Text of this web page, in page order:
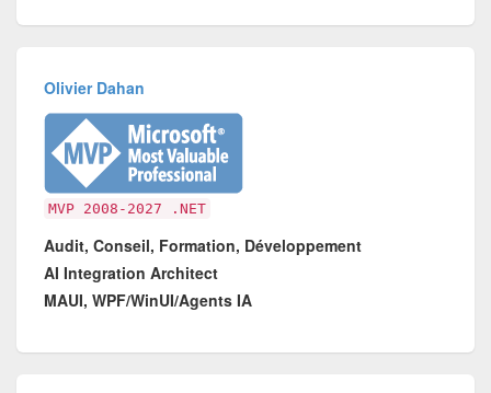
Olivier Dahan
MVP 2008-2027 .NET
Audit, Conseil, Formation, Développement
AI Integration Architect
MAUI, WPF/WinUI/Agents IA